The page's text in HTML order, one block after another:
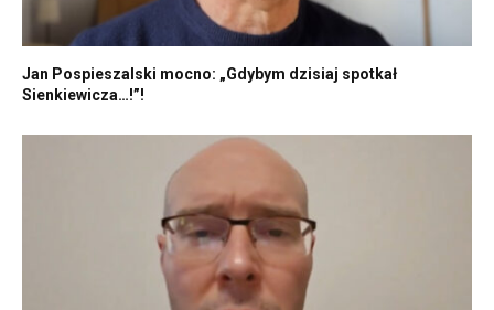
Jan Pospieszalski mocno: „Gdybym dzisiaj spotkał
Sienkiewicza…!”!